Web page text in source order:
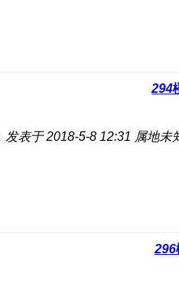
294
发表于 2018-5-8 12:31 属地未
296